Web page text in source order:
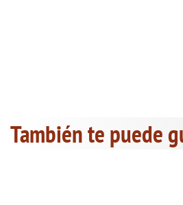
También te puede